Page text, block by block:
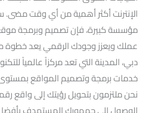
الإنترنت أكثر أهمية من أي وقت مضى.
مؤسسة كبيرة، فإن تصميم وبرمجة
عملك ويعزز وجودك الرقمي يعد خطوة
دبي، المدينة التي تعد مركزاً عالمياً
خدمات برمجة وتصميم المواقع بمستوى
نحن ملتزمون بتحويل رؤيتك إلى واقع